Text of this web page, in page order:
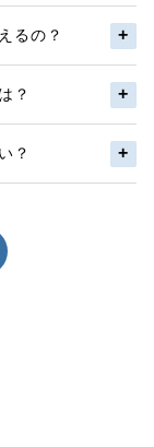
るの？
？
？